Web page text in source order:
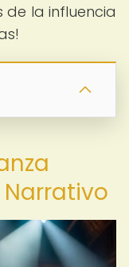
de la influencia